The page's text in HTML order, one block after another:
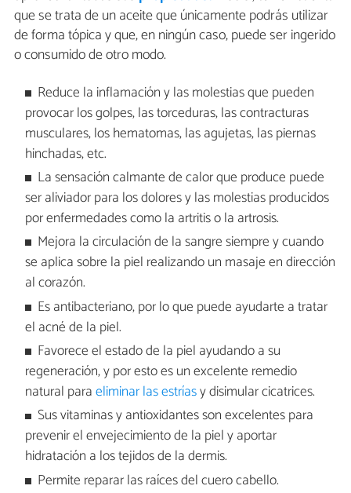
que se trata de un aceite que únicamente podrás utilizar
de forma tópica y que, en ningún caso, puede ser ingerido
o consumido de otro modo.
Reduce la inflamación y las molestias que pueden
provocar los golpes, las torceduras, las contracturas
musculares, los hematomas, las agujetas, las piernas
hinchadas, etc.
La sensación calmante de calor que produce puede
ser aliviador para los dolores y las molestias producidos
por enfermedades como la artritis o la artrosis.
Mejora la circulación de la sangre siempre y cuando
se aplica sobre la piel realizando un masaje en dirección
al corazón.
Es antibacteriano, por lo que puede ayudarte a tratar
el acné de la piel.
Favorece el estado de la piel ayudando a su
regeneración, y por esto es un excelente remedio
natural paraeliminar las estríasy disimular cicatrices.
Sus vitaminas y antioxidantes son excelentes para
prevenir el envejecimiento de la piel y aportar
hidratación a los tejidos de la dermis.
Permite reparar las raíces del cuero cabello.